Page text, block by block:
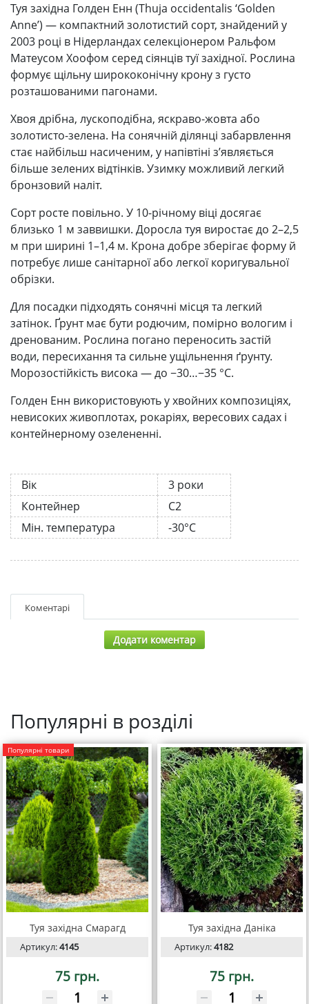
Туя західна Голден Енн (Thuja occidentalis ‘Golden
Anne’) — компактний золотистий сорт, знайдений у
2003 році в Нідерландах селекціонером Ральфом
Матеусом Хоофом серед сіянців туї західної. Рослина
формує щільну ширококонічну крону з густо
розташованими пагонами.
Хвоя дрібна, лускоподібна, яскраво-жовта або
золотисто-зелена. На сонячній ділянці забарвлення
стає найбільш насиченим, у напівтіні з’являється
більше зелених відтінків. Узимку можливий легкий
бронзовий наліт.
Сорт росте повільно. У 10-річному віці досягає
близько 1 м заввишки. Доросла туя виростає до 2–2,5
м при ширині 1–1,4 м. Крона добре зберігає форму й
потребує лише санітарної або легкої коригувальної
обрізки.
Для посадки підходять сонячні місця та легкий
затінок. Ґрунт має бути родючим, помірно вологим і
дренованим. Рослина погано переносить застій
води, пересихання та сильне ущільнення ґрунту.
Морозостійкість висока — до −30…−35 °C.
Голден Енн використовують у хвойних композиціях,
невисоких живоплотах, рокаріях, вересових садах і
контейнерному озелененні.
Вік
3 роки
Контейнер
С2
Мін. температура
-30°C
Коментарі
Додати коментар
Популярні в розділі
Популярні товари
Туя західна Смарагд
Артикул:4145
75 грн.
Туя західна Даніка
Артикул:4182
75 грн.